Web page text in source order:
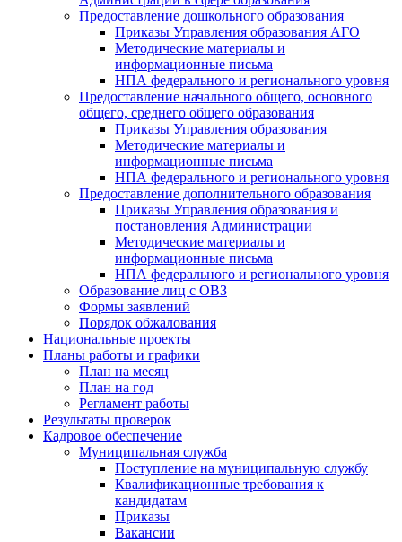
Предоставление дошкольного образования
Приказы Управления образования АГО
Методические материалы и
информационные письма
НПА федерального и регионального уровня
Предоставление начального общего, основного
общего, среднего общего образования
Приказы Управления образования
Методические материалы и
информационные письма
НПА федерального и регионального уровня
Предоставление дополнительного образования
Приказы Управления образования и
постановления Администрации
Методические материалы и
информационные письма
НПА федерального и регионального уровня
Образование лиц с ОВЗ
Формы заявлений
Порядок обжалования
Национальные проекты
Планы работы и графики
План на месяц
План на год
Регламент работы
Результаты проверок
Кадровое обеспечение
Муниципальная служба
Поступление на муниципальную службу
Квалификационные требования к
кандидатам
Приказы
Вакансии